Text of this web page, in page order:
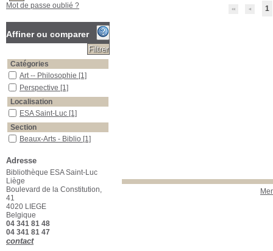
1
Mot de passe oublié ?
Affiner ou comparer
Catégories
Art -- Philosophie [1]
Perspective [1]
Localisation
ESA Saint-Luc [1]
Section
Beaux-Arts - Biblio [1]
Adresse
Bibliothèque ESA Saint-Luc
Liège
Boulevard de la Constitution,
41
4020 LIEGE
Belgique
04 341 81 48
04 341 81 47
contact